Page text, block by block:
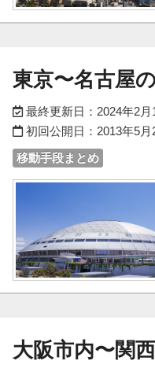
東京〜名古屋
最終更新日： 2024年2月
初回公開日： 2013年5月
移動手段まとめ
大阪市内〜関